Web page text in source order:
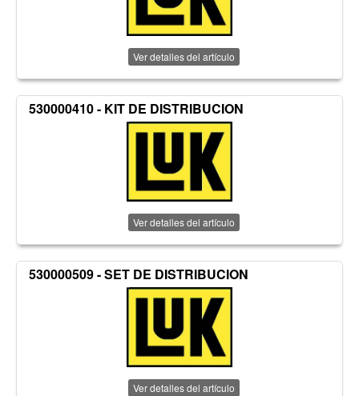
Ver detalles del artículo
530000410 - KIT DE DISTRIBUCION
Ver detalles del artículo
530000509 - SET DE DISTRIBUCION
Ver detalles del artículo